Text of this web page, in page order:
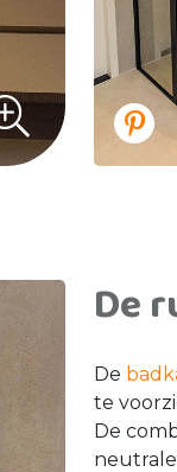
De
De
te
De